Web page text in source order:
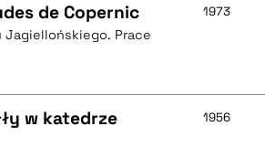
de Copernic
Prace
1973
w katedrze
1956